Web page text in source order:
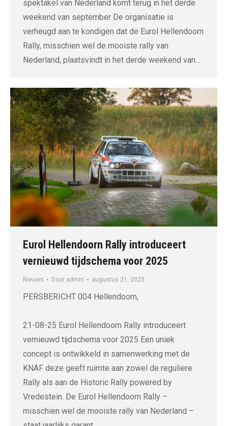
spektakel van Nederland komt terug in het derde
weekend van september De organisatie is
verheugd aan te kondigen dat de Eurol Hellendoorn
Rally, misschien wel de mooiste rally van
Nederland, plaatsvindt in het derde weekend van…
Eurol Hellendoorn Rally introduceert
vernieuwd tijdschema voor 2025
Nieuws Door admin augustus 21, 2025
PERSBERICHT 004 Hellendoorn,
21-08-25 Eurol Hellendoorn Rally introduceert
vernieuwd tijdschema voor 2025 Een uniek
concept is ontwikkeld in samenwerking met de
KNAF deze geeft ruimte aan zowel de reguliere
Rally als aan de Historic Rally powered by
Vredestein. De Eurol Hellendoorn Rally –
misschien wel de mooiste rally van Nederland –